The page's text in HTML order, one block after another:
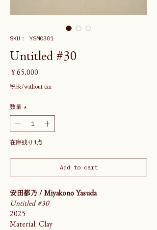
SKU： YSM0301
Untitled #30
￥65,000
税抜/without tax
数量 *
在庫残り1点
Add to cart
安田都乃 / Miyakono Yasuda
Untitled #30
2025
Material: Clay